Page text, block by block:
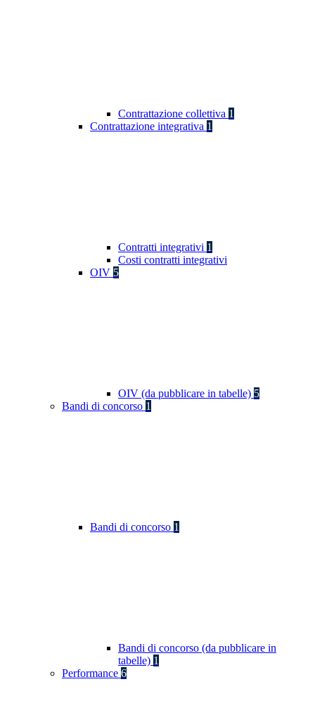
Contrattazione collettiva 1
Contrattazione integrativa 1
Contratti integrativi 1
Costi contratti integrativi
OIV 5
OIV (da pubblicare in tabelle) 5
Bandi di concorso 1
Bandi di concorso 1
Bandi di concorso (da pubblicare in
tabelle) 1
Performance 6